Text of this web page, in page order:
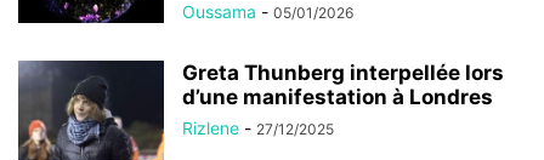
Oussama - 05/01/2026
Greta Thunberg interpellée lors
d’une manifestation à Londres
Rizlene - 27/12/2025